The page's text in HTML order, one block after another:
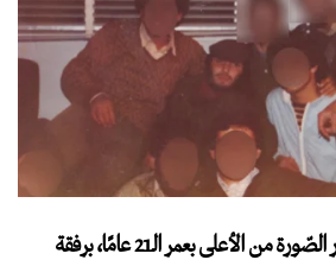
عماد مغنيّة الثّاني على يسار الصّورة من الأعلى بعمر الـ21 عامًا، برفقة